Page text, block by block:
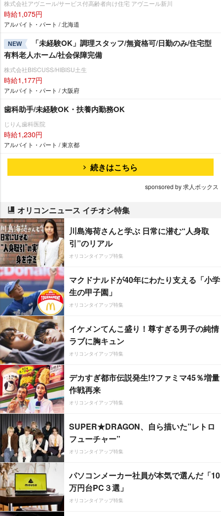
株式会社アヴニール/サービス付高齢者向け住宅 アヴニール新川
時給1,075円
アルバイト・パート / 北海道
NEW
「未経験OK」調理スタッフ/無資格可/日勤のみ/住宅型
有料老人ホーム/社会保障完備
株式会社BISCUSS/HIBISU土生
時給1,177円
アルバイト・パート / 大阪府
歯科助手/未経験OK・扶養内勤務OK
じりん歯科医院
時給1,230円
アルバイト・パート / 東京都
続きはこちら
sponsored by 求人ボックス
オリコンニュース イチオシ特集
川島海荷さんと学ぶ 日常に潜む“人身取
引”のリアル
オリコンタイアップ特集
マクドナルドが40年にわたり支える「小学
生の甲子園」
オリコンタイアップ特集
イケメンてんこ盛り！尊すぎる男子の純情
ラブに胸キュン
オリコンタイアップ特集
デカすぎ都市伝説発生!?ファミマ45％増量
作戦再来
オリコンタイアップ特集
SUPER★DRAGON、自ら描いた”レトロ
フューチャー”
オリコンタイアップ特集
パソコンメーカー社員が本気で選んだ「10
万円台PC３選」
オリコンタイアップ特集